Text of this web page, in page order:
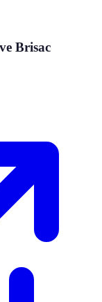
Brisac